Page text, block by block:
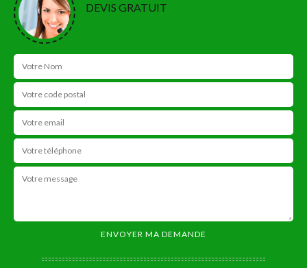
DEVIS GRATUIT